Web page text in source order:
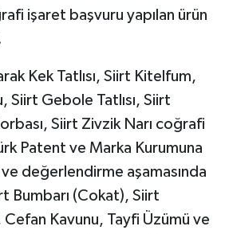
işaret başvuru yapılan ürün
Kek Tatlısı, Siirt Kitelfum,
Siirt Gebole Tatlısı, Siirt
Siirt Zivzik Narı coğrafi
Patent ve Marka Kurumuna
ve değerlendirme aşamasında
Bumbarı (Cokat), Siirt
Cefan Kavunu, Tayfi Üzümü ve